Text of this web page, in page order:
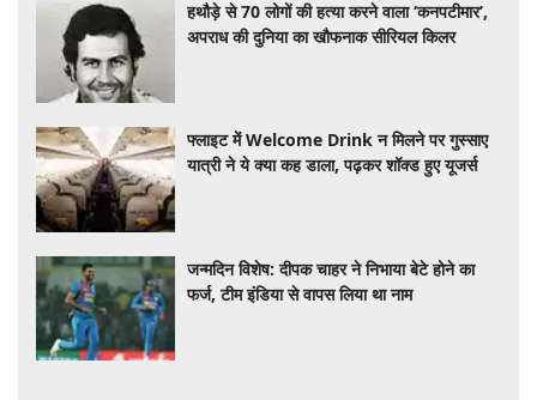
हथौड़े से 70 लोगों की हत्या करने वाला ‘कनपटीमार’,
अपराध की दुनिया का खौफनाक सीरियल किलर
फ्लाइट में Welcome Drink न मिलने पर गुस्साए
यात्री ने ये क्या कह डाला, पढ़कर शॉक्ड हुए यूजर्स
जन्मदिन विशेष: दीपक चाहर ने निभाया बेटे होने का
फर्ज, टीम इंडिया से वापस लिया था नाम